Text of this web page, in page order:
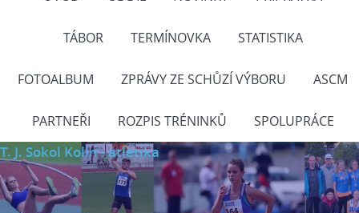
TÁBOR TERMÍNOVKA STATISTIKA
FOTOALBUM ZPRÁVY ZE SCHŮZÍ VÝBORU ASCM
PARTNEŘI ROZPIS TRÉNINKŮ SPOLUPRÁCE
T. J. Sokol Kolín - atletika